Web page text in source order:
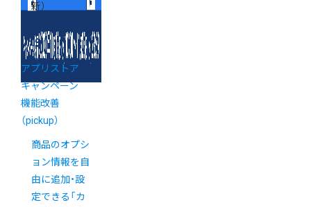
新）
アプリストア
キャンペーン
機能改善
（pickup）
商品のオプシ
ョン情報を自
由に追加・設
定できる「カ